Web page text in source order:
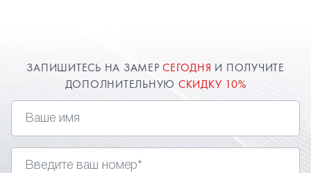
ЗАПИШИТЕСЬ НА ЗАМЕРСЕГОДНЯ И ПОЛУЧИТЕ
ДОПОЛНИТЕЛЬНУЮ СКИДКУ 10%